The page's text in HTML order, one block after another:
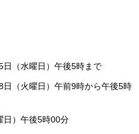
（水曜日）午後5時まで
（火曜日）午前9時から午後5時
日）午後5時00分